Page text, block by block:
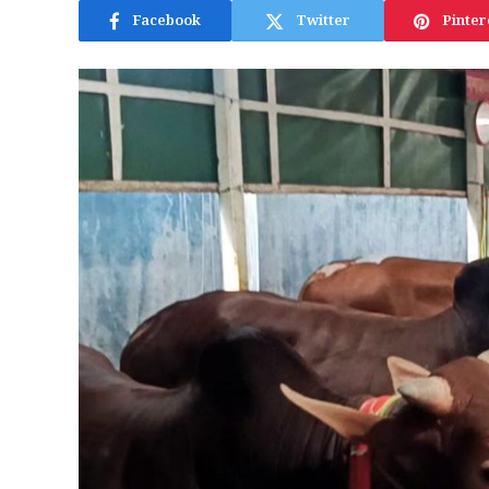
Facebook Twitter